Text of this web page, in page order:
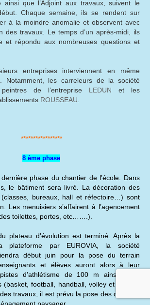
ainsi que l’Adjoint aux travaux, suivent le
Chaque semaine, ils se rendent sur
à la moindre anomalie et observent avec
des travaux. Le temps d’un après-midi, ils
et répondu aux nombreuses questions et
entreprises interviennent en même
Notamment, les carreleurs de la société
de l’entreprise LEDUN et les
ROUSSEAU
*****************
8 ème phase
phase du chantier de l’école. Dans
le bâtiment sera livré. La décoration des
(classes, bureaux, hall et réfectoire…) sont
Les menuisiers s’affairent à l’agencement
toilettes, portes, etc…….).
plateau d’évolution est terminé. Après la
plateforme par EUROVIA, la société
début juin pour la pose du terrain
et élèves auront alors à leur
d’athlétisme de 100 m ainsi qu’un
(basket, football, handball, volley et tennis).
travaux, il est prévu la pose des clôtures,